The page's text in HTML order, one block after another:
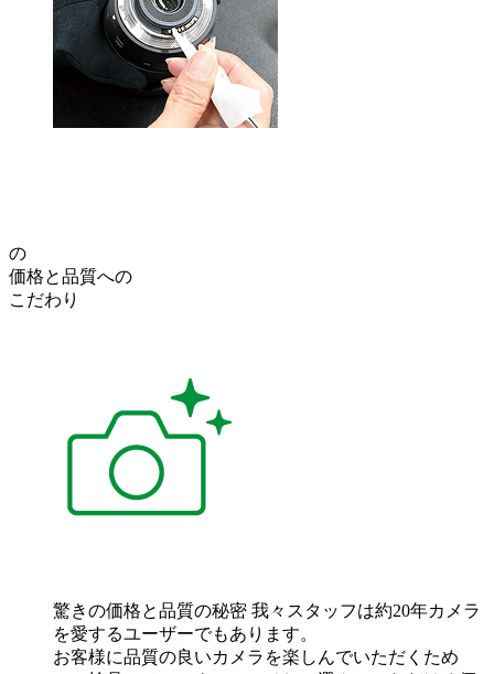
の
価格と品質への
こだわり
驚きの価格と品質の秘密 我々スタッフは約20年カメラ
を愛するユーザーでもあります。
お客様に品質の良いカメラを楽しんでいただくため